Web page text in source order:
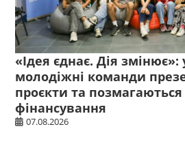
«Ідея єднає. Дія змінює»:
молодіжні команди
проєкти та позмагаються
фінансування
07.08.2026